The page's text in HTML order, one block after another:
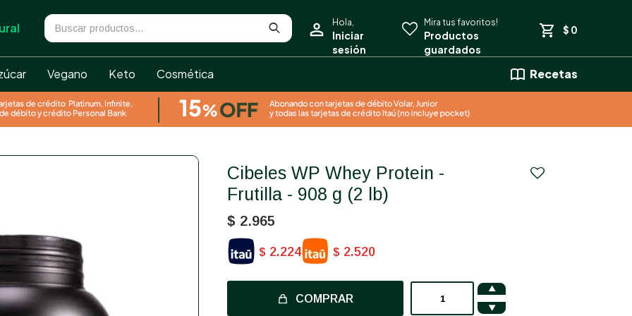
Vegano Keto Cosmética Recetas
$ 0
Cibeles WP Whey Protein -
Frutilla - 908 g (2 lb)
$ 2.965
$ 2.224 $ 2.520
COMPRAR

